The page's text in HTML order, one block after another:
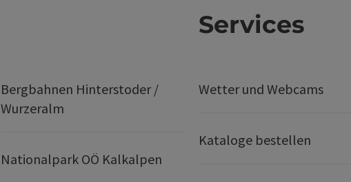
Bergbahnen Hinterstoder /
Wurzeralm
Nationalpark OÖ Kalkalpen
Services
Wetter und Webcams
Kataloge bestellen